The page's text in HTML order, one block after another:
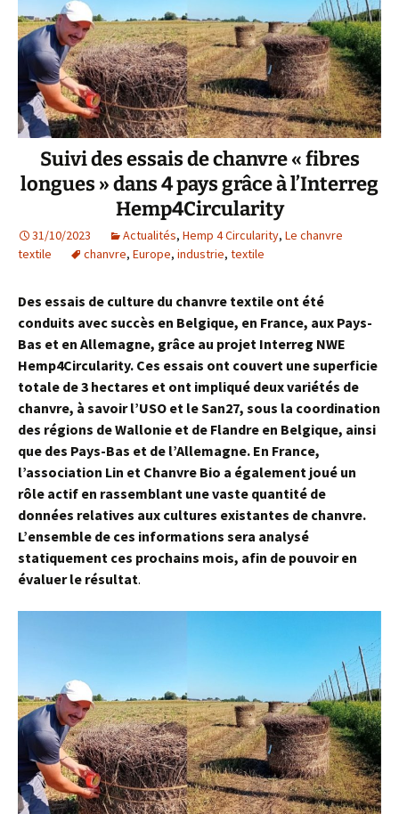
Suivi des essais de chanvre « fibres
longues » dans 4 pays grâce à l’Interreg
Hemp4Circularity
31/10/2023 Actualités, Hemp 4 Circularity, Le chanvre
textile
chanvre, Europe, industrie, textile
Des essais de culture du chanvre textile ont été
conduits avec succès en Belgique, en France, aux Pays-
Bas et en Allemagne, grâce au projet Interreg NWE
Hemp4Circularity. Ces essais ont couvert une superficie
totale de 3 hectares et ont impliqué deux variétés de
chanvre, à savoir l’USO et le San27, sous la coordination
des régions de Wallonie et de Flandre en Belgique, ainsi
que des Pays-Bas et de l’Allemagne. En France,
l’association Lin et Chanvre Bio a également joué un
rôle actif en rassemblant une vaste quantité de
données relatives aux cultures existantes de chanvre.
L’ensemble de ces informations sera analysé
statiquement ces prochains mois, afin de pouvoir en
évaluer le résultat.